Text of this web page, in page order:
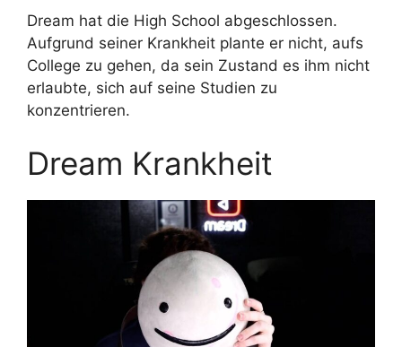
Dream hat die High School abgeschlossen.
Aufgrund seiner Krankheit plante er nicht, aufs
College zu gehen, da sein Zustand es ihm nicht
erlaubte, sich auf seine Studien zu
konzentrieren.
Dream Krankheit